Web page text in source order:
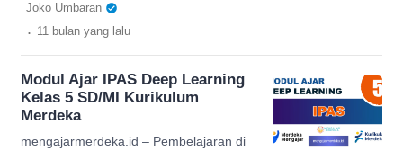
kelas 6 SD/MI, tantangan utamanya
adalah bagaimana membuat materi
Deep Learning membantu siswa
memahami konsep secara mendalam,
bukan sekadar menghafal. Dengan
pendekatan ini, anak-anak dapat
Joko Umbaran
. 11 bulan yang lalu
Modul Ajar IPAS Deep Learning
Kelas 5 SD/MI Kurikulum
Merdeka
mengajarmerdeka.id – Pembelajaran di